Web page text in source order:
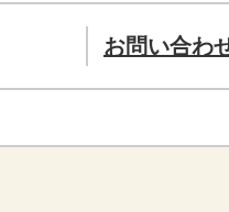
お問い合わ